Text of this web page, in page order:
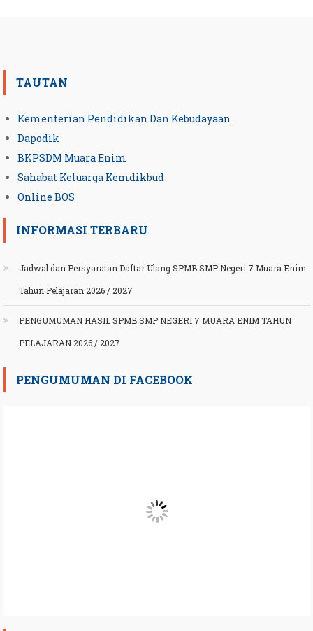
TAUTAN
Kementerian Pendidikan Dan Kebudayaan
Dapodik
BKPSDM Muara Enim
Sahabat Keluarga Kemdikbud
Online BOS
INFORMASI TERBARU
Jadwal dan Persyaratan Daftar Ulang SPMB SMP Negeri 7 Muara Enim
Tahun Pelajaran 2026 / 2027
PENGUMUMAN HASIL SPMB SMP NEGERI 7 MUARA ENIM TAHUN
PELAJARAN 2026 / 2027
PENGUMUMAN DI FACEBOOK